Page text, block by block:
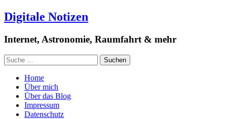
Digitale Notizen
Internet, Astronomie, Raumfahrt & mehr
Home
Über mich
Über das Blog
Impressum
Datenschutz